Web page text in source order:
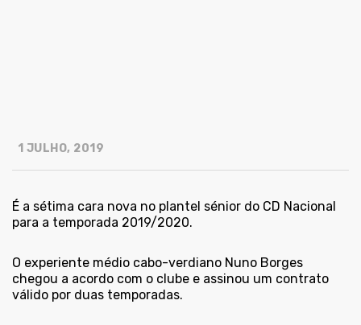
1 JULHO, 2019
É a sétima cara nova no plantel sénior do CD Nacional
para a temporada 2019/2020.
O experiente médio cabo-verdiano Nuno Borges
chegou a acordo com o clube e assinou um contrato
válido por duas temporadas.